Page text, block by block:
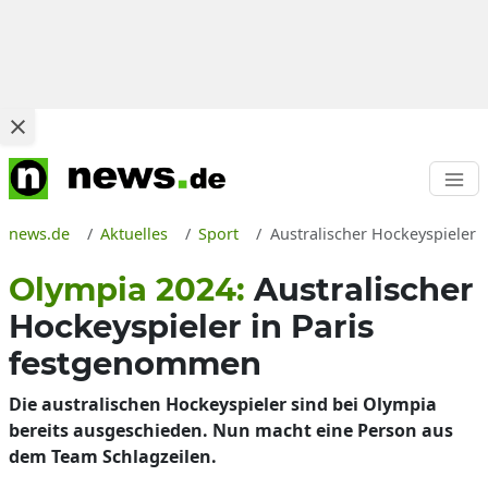
news.de Aktuelles Sport Australischer Hockeyspieler
Olympia 2024: Australischer
Hockeyspieler in Paris
festgenommen
Die australischen Hockeyspieler sind bei Olympia
bereits ausgeschieden. Nun macht eine Person aus
dem Team Schlagzeilen.